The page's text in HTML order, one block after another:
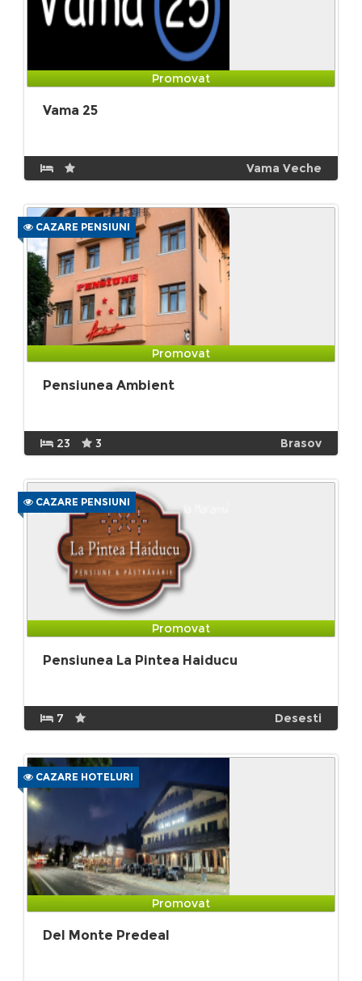
Promovat
Vama 25
Vama Veche
CAZARE PENSIUNI
Promovat
Pensiunea Ambient
23 3 Brasov
CAZARE PENSIUNI
Promovat
Pensiunea La Pintea Haiducu
7 Desesti
CAZARE HOTELURI
Promovat
Del Monte Predeal